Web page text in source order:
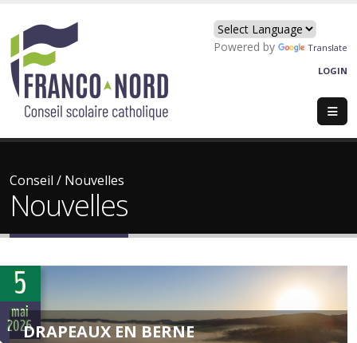
Powered by
Translate
LOGIN
Conseil / Nouvelles
Nouvelles
5
mai
2026DRAPEAUX EN BERNE